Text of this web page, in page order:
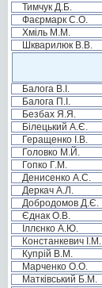
Тимчук Д.Б.
Фаєрмарк С.О.
Хміль М.М.
Шкварилюк В.В.
Балога В.І.
Балога П.І.
Безбах Я.Я.
Білецький А.Є.
Геращенко І.В.
Головко М.Й.
Гопко Г.М.
Денисенко А.С.
Деркач А.Л.
Добродомов Д.Є.
Єднак О.В.
Іллєнко А.Ю.
Констанкевич І.М.
Купрій В.М.
Марченко О.О.
Матківський Б.М.